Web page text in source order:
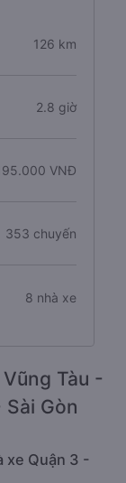
126 km
2.8 giờ
VNĐ
353 chuyến
8 nhà xe
Tàu -
Gòn
xe Quận 3 -